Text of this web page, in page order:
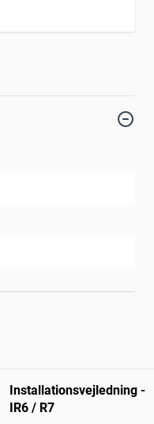
Installationsvejledning -
IR6 / R7